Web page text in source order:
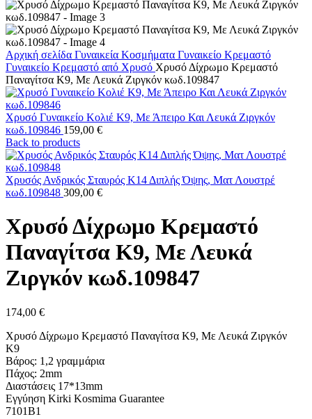
Αρχική σελίδα Γυναικεία Κοσμήματα Γυναικείο Κρεμαστό
Γυναικείο Κρεμαστό από Χρυσό Χρυσό Δίχρωμο Κρεμαστό
Παναγίτσα K9, Με Λευκά Ζιργκόν κωδ.109847
Χρυσό Γυναικείο Κολιέ Κ9, Με Άπειρο Και Λευκά Ζιργκόν
κωδ.109846 159,00 €
Back to products
Xρυσός Ανδρικός Σταυρός Κ14 Διπλής Όψης, Ματ Λουστρέ
κωδ.109848 309,00 €
Χρυσό Δίχρωμο Κρεμαστό
Παναγίτσα K9, Με Λευκά
Ζιργκόν κωδ.109847
174,00 €
Χρυσό Δίχρωμο Κρεμαστό Παναγίτσα K9, Με Λευκά Ζιργκόν
Κ9
Βάρος: 1,2 γραμμάρια
Πάχος: 2mm
Διαστάσεις 17*13mm
Εγγύηση Kirki Kosmima Guarantee
7101B1